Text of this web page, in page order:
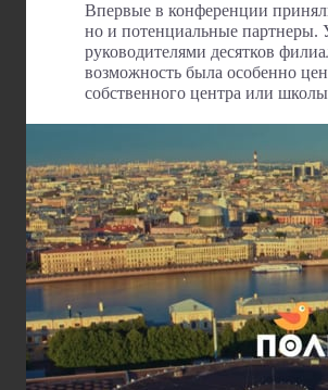
Впервые в конференции
но и потенциальные партнеры.
руководителями десятков
возможность была особенно
собственного центра или